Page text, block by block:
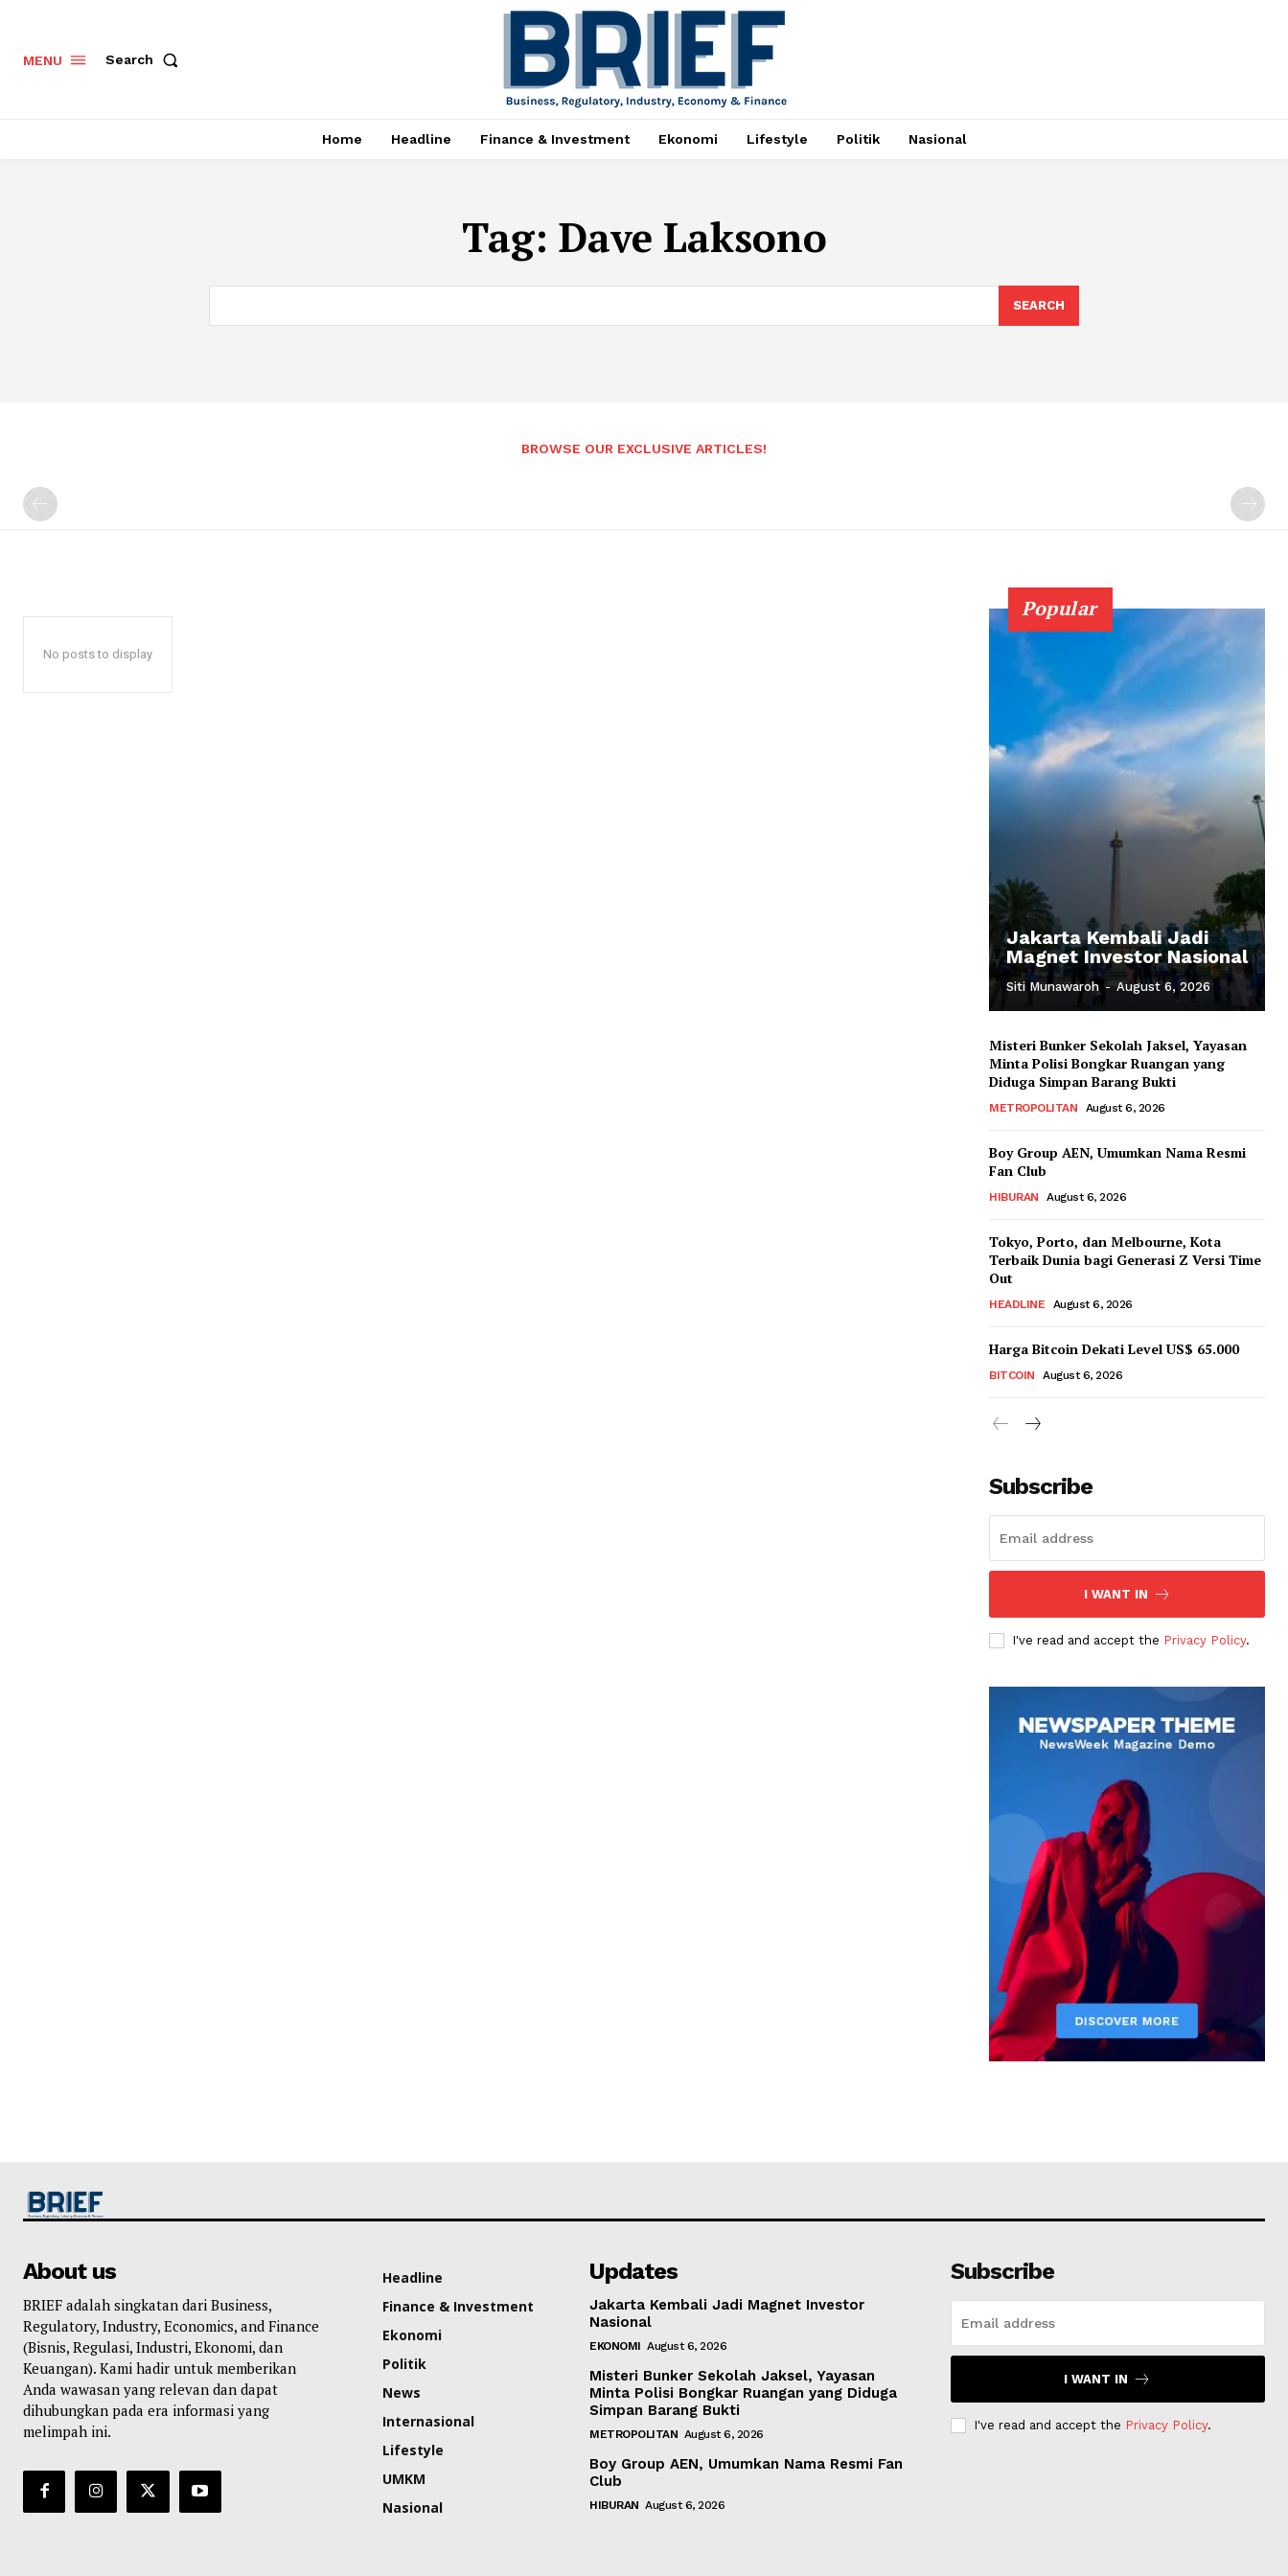
MENU Search
Home Headline Finance & Investment Ekonomi Lifestyle Politik Nasional
Tag: Dave Laksono
SEARCH
BROWSE OUR EXCLUSIVE ARTICLES!
No posts to display
Popular
Jakarta Kembali Jadi
Magnet Investor Nasional
Siti Munawaroh - August 6, 2026
Misteri Bunker Sekolah Jaksel, Yayasan
Minta Polisi Bongkar Ruangan yang
Diduga Simpan Barang Bukti
METROPOLITAN August 6, 2026
Boy Group AEN, Umumkan Nama Resmi
Fan Club
HIBURAN August 6, 2026
Tokyo, Porto, dan Melbourne, Kota
Terbaik Dunia bagi Generasi Z Versi Time
Out
HEADLINE August 6, 2026
Harga Bitcoin Dekati Level US$ 65.000
BITCOIN August 6, 2026
Subscribe
I WANT IN
I've read and accept the Privacy Policy.
About us
BRIEF adalah singkatan dari Business,
Regulatory, Industry, Economics, and Finance
(Bisnis, Regulasi, Industri, Ekonomi, dan
Keuangan). Kami hadir untuk memberikan
Anda wawasan yang relevan dan dapat
dihubungkan pada era informasi yang
melimpah ini.
Headline
Finance & Investment
Ekonomi
Politik
News
Internasional
Lifestyle
UMKM
Nasional
Updates
Jakarta Kembali Jadi Magnet Investor
Nasional
EKONOMI August 6, 2026
Misteri Bunker Sekolah Jaksel, Yayasan
Minta Polisi Bongkar Ruangan yang Diduga
Simpan Barang Bukti
METROPOLITAN August 6, 2026
Boy Group AEN, Umumkan Nama Resmi Fan
Club
HIBURAN August 6, 2026
Subscribe
I WANT IN
I've read and accept the Privacy Policy.